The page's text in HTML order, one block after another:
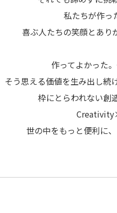
私たちが作っ
喜ぶ人たちの笑顔とあり
作ってよかった
そう思える価値を生み出し続
枠にとらわれない創
世の中をもっと便利に